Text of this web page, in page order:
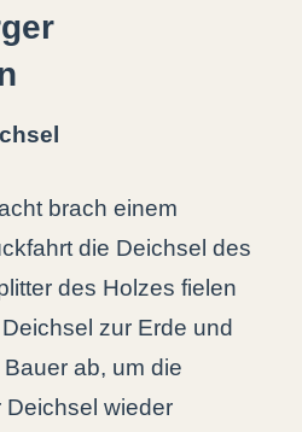
brach einem
die Deichsel des
des Holzes fielen
zur Erde und
ab, um die
Deichsel wieder